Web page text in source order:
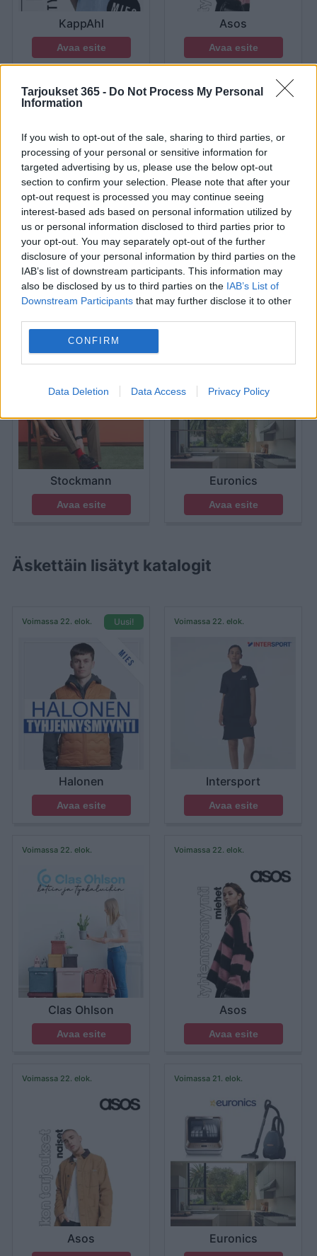
Tarjoukset 365 - Do Not Process My Personal
Information
If you wish to opt-out of the sale, sharing to third parties, or
processing of your personal or sensitive information for
targeted advertising by us, please use the below opt-out
section to confirm your selection. Please note that after your
opt-out request is processed you may continue seeing
interest-based ads based on personal information utilized by
us or personal information disclosed to third parties prior to
your opt-out. You may separately opt-out of the further
disclosure of your personal information by third parties on the
IAB’s list of downstream participants. This information may
also be disclosed by us to third parties on the IAB’s List of
Downstream Participants that may further disclose it to other
CONFIRM
Data Deletion Data Access Privacy Policy
KappAhl
Avaa esite
Asos
Avaa esite
Voimassa 22. elok.
Zara
Avaa esite
Voimassa 22. elok.
Stark
Avaa esite
Voimassa 21. elok. Suosittu
Stockmann
Avaa esite
Voimassa 21. elok.
Euronics
Avaa esite
Äskettäin lisätyt katalogit
Voimassa 22. elok. Uusi!
Halonen
Avaa esite
Voimassa 22. elok.
Intersport
Avaa esite
Voimassa 22. elok.
Clas Ohlson
Avaa esite
Voimassa 22. elok.
Asos
Avaa esite
Voimassa 22. elok.
Asos
Voimassa 21. elok.
Euronics